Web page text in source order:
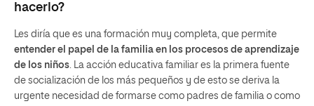
hacerlo?
Les diría que es una formación muy completa, que permite
entender el papel de la familia en los procesos de aprendizaje
de los niños. La acción educativa familiar es la primera fuente
de socialización de los más pequeños y de esto se deriva la
urgente necesidad de formarse como padres de familia o como